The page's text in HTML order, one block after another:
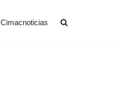
Cimacnoticias